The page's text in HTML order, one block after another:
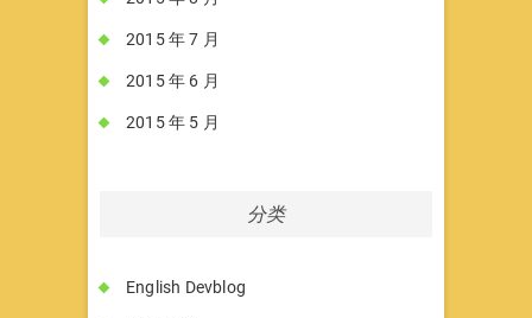
2015 年 7 月
2015 年 6 月
2015 年 5 月
分类
English Devblog